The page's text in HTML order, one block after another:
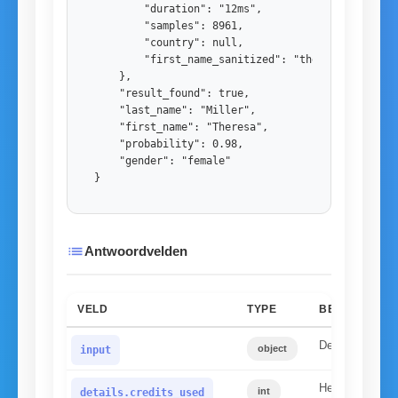
        "duration": "12ms",
        "samples": 8961,
        "country": null,
        "first_name_sanitized": "theresa"
    },
    "result_found": true,
    "last_name": "Miller",
    "first_name": "Theresa",
    "probability": 0.98,
    "gender": "female"
}
listAntwoordvelden
VELD TYPE
input object De ingediende
details.credits_used int Het aantal